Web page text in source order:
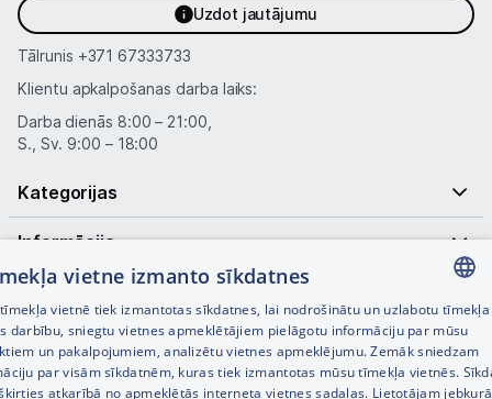
Uzdot jautājumu
Tālrunis +371 67333733
Klientu apkalpošanas darba laiks:
Darba dienās 8:00 – 21:00,
S., Sv. 9:00 – 18:00
Kategorijas
Informācija
Noderīgas saites
LATVIAN
RUSSIAN
vietne izmanto sīkdatnes
vietnē tiek izmantotas sīkdatnes, lai nodrošinātu un uzlabotu tīmekļa
darbību, sniegtu vietnes apmeklētājiem pielāgotu informāciju par mūsu
un pakalpojumiem, analizētu vietnes apmeklējumu. Zemāk sniedzam
par visām sīkdatnēm, kuras tiek izmantotas mūsu tīmekļa vietnēs.
atkarībā no apmeklētās interneta vietnes sadaļas. Lietotājam